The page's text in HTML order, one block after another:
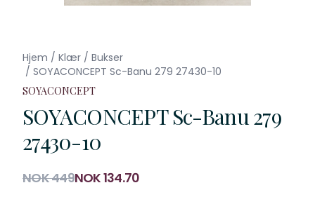
Hjem / Klær / Bukser
/ SOYACONCEPT Sc-Banu 279 27430-10
SOYACONCEPT
SOYACONCEPT Sc-Banu 279
27430-10
Produktdetaljer
NOK 449NOK 134.70